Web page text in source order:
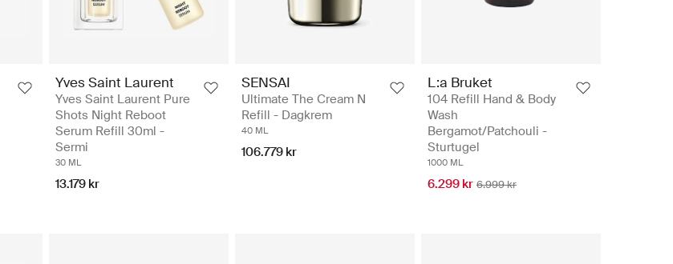
Yves Saint Laurent
Yves Saint Laurent Pure
Shots Night Reboot
Serum Refill 30ml -
Sermi
30 ML
13.179 kr
SENSAI
Ultimate The Cream N
Refill - Dagkrem
40 ML
106.779 kr
L:a Bruket
104 Refill Hand & Body
Wash
Bergamot/Patchouli -
Sturtugel
1000 ML
6.299 kr 6.999 kr